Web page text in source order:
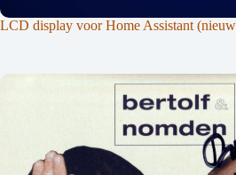
LCD display voor Home Assistant